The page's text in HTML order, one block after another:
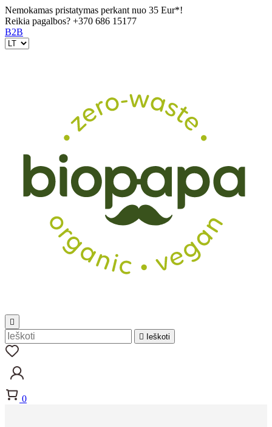
Nemokamas pristatymas perkant nuo 35 Eur*!
Reikia pagalbos? +370 686 15177
B2B


Ieškoti
0